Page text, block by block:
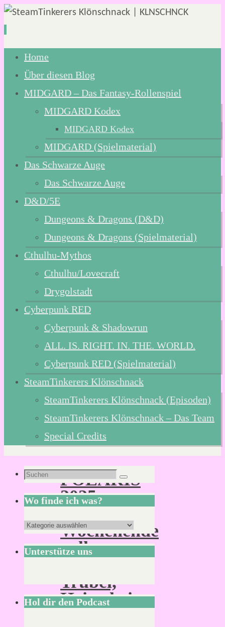
Zum
Inhalt
springen
Home
Über diesen Blog
MIDGARD – Das Fantasy-Rollenspiel
MIDGARD Kodex
MIDGARD Kodex
MIDGARD (Spielmaterial)
Das Schwarze Auge
Das Schwarze Auge
D&D/5E
Dungeons & Dragons (D&D)
Dungeons & Dragons (Spielmaterial)
Cthulhu-Mythos
Cthulhu/Lovecraft
Drygolstadt
Cyberpunk RED
Cyberpunk & Shadowrun
ALL. IS. RIGHT. IN. THE. WORLD.
Cyberpunk RED (Spielmaterial)
SteamTinkerers Klönschnack
SteamTinkerers Klönschnack (Episoden)
SteamTinkerers Klönschnack – Das Team
Special Credits
POLARIS
2025:
Ein
Wochenende
voller
Trubel,
Heiterkeit
Suchen
nach:
Suchen
Wo finde ich was?
Wo
finde
ich
Unterstütze uns
Hol dir den Podcast